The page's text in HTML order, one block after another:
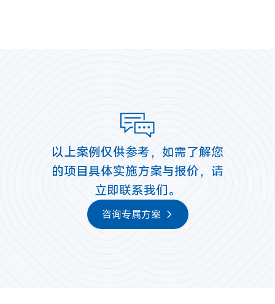
以上案例仅供参考，如需了解您
的项目具体实施方案与报价，请
立即联系我们。
咨询专属方案